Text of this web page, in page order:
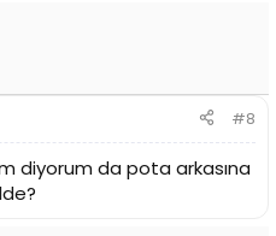
#8
diyorum da pota arkasına